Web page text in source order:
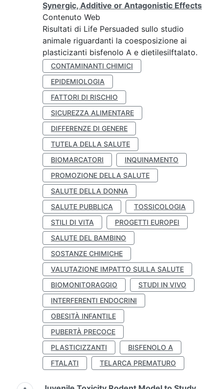
Synergic, Additive or Antagonistic Effects
Contenuto Web
Risultati di Life Persuaded sullo studio
animale riguardanti la coesposizione ai
plasticizanti bisfenolo A e dietilesilftalato.
CONTAMINANTI CHIMICI
EPIDEMIOLOGIA
FATTORI DI RISCHIO
SICUREZZA ALIMENTARE
DIFFERENZE DI GENERE
TUTELA DELLA SALUTE
BIOMARCATORI
INQUINAMENTO
PROMOZIONE DELLA SALUTE
SALUTE DELLA DONNA
SALUTE PUBBLICA
TOSSICOLOGIA
STILI DI VITA
PROGETTI EUROPEI
SALUTE DEL BAMBINO
SOSTANZE CHIMICHE
VALUTAZIONE IMPATTO SULLA SALUTE
BIOMONITORAGGIO
STUDI IN VIVO
INTERFERENTI ENDOCRINI
OBESITÀ INFANTILE
PUBERTÀ PRECOCE
PLASTICIZZANTI
BISFENOLO A
FTALATI
TELARCA PREMATURO